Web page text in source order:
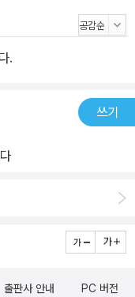
관한 의미심장한 질문을
은 시종일관 “네가 어떻
데.”라고 말하며 자신
에서 일어난다는 것이
가운데 하나로, 끊임없
는 자기 자신에 대해,
를 선택한다. 이러한 발
들이 주고받는 대화 속
어 내는 위험한 결과에
.
쓰기
출판사 안내 PC 버전